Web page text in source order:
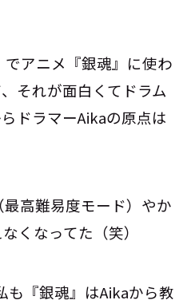
でアニメ『銀魂』に使わ
それが面白くてドラム
ドラマーAikaの原点は
最高難易度モード）やか
くなってた（笑）
も『銀魂』はAikaから教